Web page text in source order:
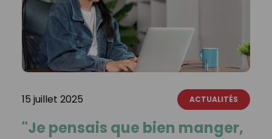
15 juillet 2025 ACTUALITÉS
"Je pensais que bien manger,